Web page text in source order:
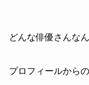
どんな俳優さんな
プロフィールから